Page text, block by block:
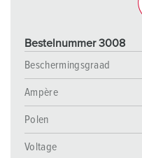
Bestelnummer 3008
Beschermingsgraad
Ampère
Polen
Voltage